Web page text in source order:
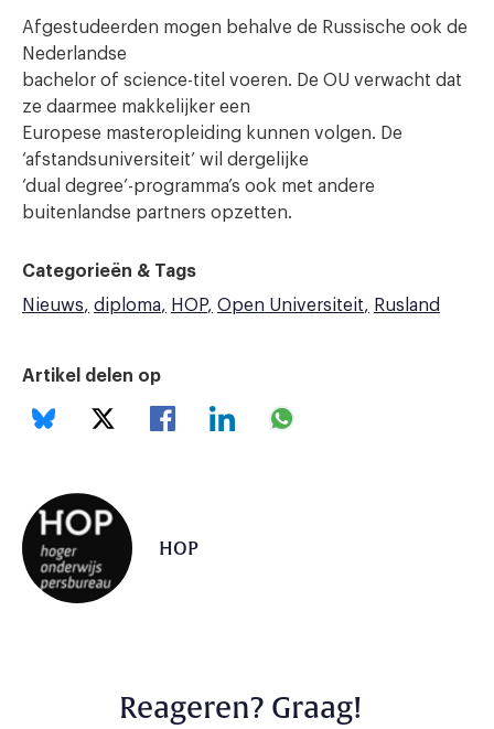
Afgestudeerden mogen behalve de Russische ook de
Nederlandse
bachelor of science-titel voeren. De OU verwacht dat
ze daarmee makkelijker een
Europese masteropleiding kunnen volgen. De
‘afstandsuniversiteit’ wil dergelijke
‘dual degree’-programma’s ook met andere
buitenlandse partners opzetten.
Categorieën & Tags
Nieuws
diploma HOP Open Universiteit Rusland
Artikel delen op
HOP
Reageren? Graag!